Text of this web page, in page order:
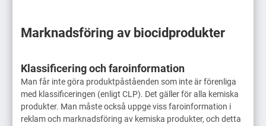
Marknadsföring av biocidprodukter
Klassificering och faroinformation
Man får inte göra produktpåståenden som inte är förenliga
med klassificeringen (enligt CLP). Det gäller för alla kemiska
produkter. Man måste också uppge viss faroinformation i
reklam och marknadsföring av kemiska produkter, och detta